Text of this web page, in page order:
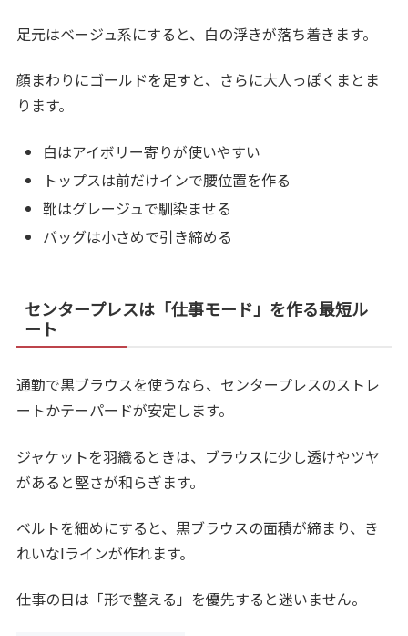
足元はベージュ系にすると、白の浮きが落ち着きます。
顔まわりにゴールドを足すと、さらに大人っぽくまとま
ります。
白はアイボリー寄りが使いやすい
トップスは前だけインで腰位置を作る
靴はグレージュで馴染ませる
バッグは小さめで引き締める
センタープレスは「仕事モード」を作る最短ル
ート
通勤で黒ブラウスを使うなら、センタープレスのストレ
ートかテーパードが安定します。
ジャケットを羽織るときは、ブラウスに少し透けやツヤ
があると堅さが和らぎます。
ベルトを細めにすると、黒ブラウスの面積が締まり、き
れいなIラインが作れます。
仕事の日は「形で整える」を優先すると迷いません。